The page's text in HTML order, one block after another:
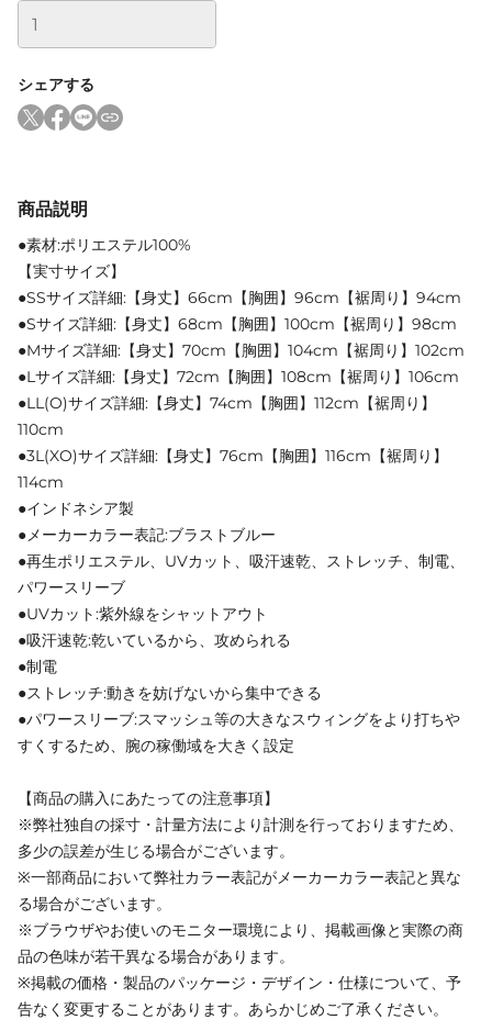
シェアする
商品説明
●素材:ポリエステル100%
【実寸サイズ】
●SSサイズ詳細:【身丈】66cm【胸囲】96cm【裾周り】94cm
●Sサイズ詳細:【身丈】68cm【胸囲】100cm【裾周り】98cm
●Mサイズ詳細:【身丈】70cm【胸囲】104cm【裾周り】102cm
●Lサイズ詳細:【身丈】72cm【胸囲】108cm【裾周り】106cm
●LL(O)サイズ詳細:【身丈】74cm【胸囲】112cm【裾周り】
110cm
●3L(XO)サイズ詳細:【身丈】76cm【胸囲】116cm【裾周り】
114cm
●インドネシア製
●メーカーカラー表記:ブラストブルー
●再生ポリエステル、UVカット、吸汗速乾、ストレッチ、制電、
パワースリーブ
●UVカット:紫外線をシャットアウト
●吸汗速乾:乾いているから、攻められる
●制電
●ストレッチ:動きを妨げないから集中できる
●パワースリーブ:スマッシュ等の大きなスウィングをより打ちや
すくするため、腕の稼働域を大きく設定
【商品の購入にあたっての注意事項】
※弊社独自の採寸・計量方法により計測を行っておりますため、
多少の誤差が生じる場合がございます。
※一部商品において弊社カラー表記がメーカーカラー表記と異な
る場合がございます。
※ブラウザやお使いのモニター環境により、掲載画像と実際の商
品の色味が若干異なる場合があります。
※掲載の価格・製品のパッケージ・デザイン・仕様について、予
告なく変更することがあります。あらかじめご了承ください。